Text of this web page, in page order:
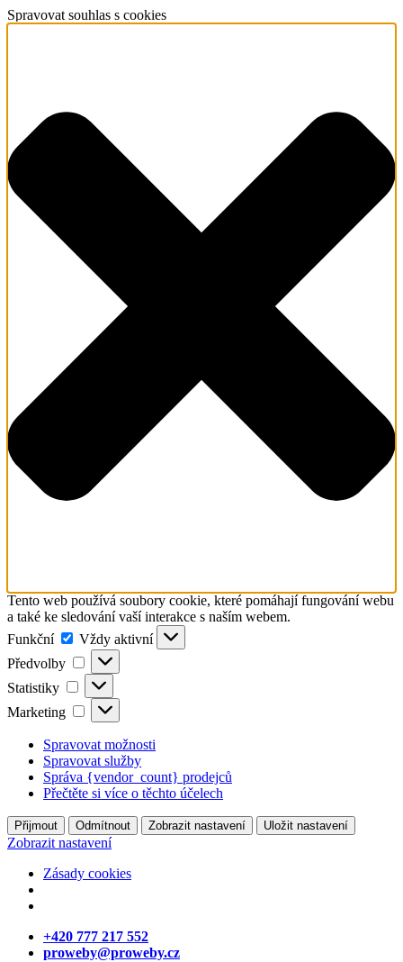
Spravovat souhlas s cookies
Tento web používá soubory cookie, které pomáhají fungování webu
a také ke sledování vaší interakce s naším webem.
Funkční
Funkční
Vždy aktivní
Předvolby
Předvolby
Statistiky Statistiky
Marketing Marketing
Spravovat možnosti
Spravovat služby
Správa {vendor_count} prodejců
Přečtěte si více o těchto účelech
Přijmout Odmítnout Zobrazit nastavení Uložit nastavení
Zobrazit nastavení
Zásady cookies
+420 777 217 552
proweby@proweby.cz